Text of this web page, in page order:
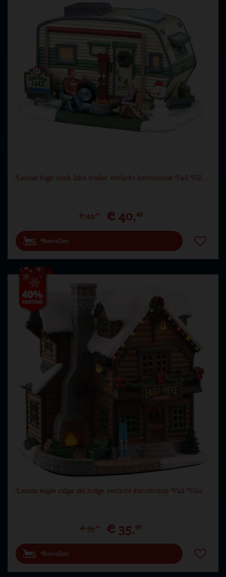
Lemax high rock lake trailer verlicht kersthuisje Vail Vill…
€ 44,99 € 40,49
Bestellen
Lemax eagle ridge ski lodge verlicht kersthuisje Vail Villa…
€ 59,99 € 35,99
Bestellen